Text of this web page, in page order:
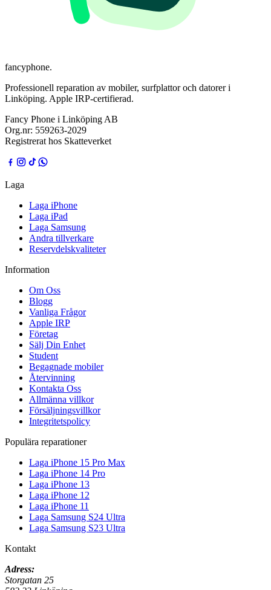
fancyphone.
Professionell reparation av mobiler, surfplattor och datorer i
Linköping. Apple IRP-certifierad.
Fancy Phone i Linköping AB
Org.nr: 559263-2029
Registrerat hos Skatteverket
Laga
Laga iPhone
Laga iPad
Laga Samsung
Andra tillverkare
Reservdelskvaliteter
Information
Om Oss
Blogg
Vanliga Frågor
Apple IRP
Företag
Sälj Din Enhet
Student
Begagnade mobiler
Återvinning
Kontakta Oss
Allmänna villkor
Försäljningsvillkor
Integritetspolicy
Populära reparationer
Laga iPhone 15 Pro Max
Laga iPhone 14 Pro
Laga iPhone 13
Laga iPhone 12
Laga iPhone 11
Laga Samsung S24 Ultra
Laga Samsung S23 Ultra
Kontakt
Adress:
Storgatan 25